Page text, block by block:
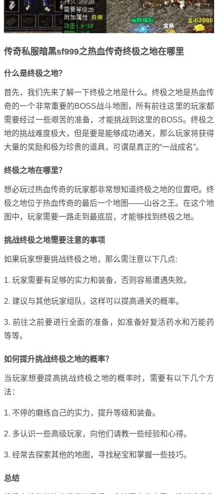
传奇私服暗黑sf999之热血传奇终极之地在哪里
什么是终极之地？
首先，我们先来了解一下终极之地是什么。终极之地是热血传
奇的一个非常重要的BOSS战斗地图，所有前往这里的玩家都
需要经过一些艰苦的准备，才能挑战到这里的BOSS。终极之
地的挑战难度极大，但是要是能够成功通关，那么玩家将获得
大量的奖励和极为珍贵的道具，可谓是真正的“一战成名”。
终极之地在哪里？
想必玩过热血传奇的玩家都非常想知道终极之地的位置吧。终
极之地位于热血传奇的最后一个地图——山谷之王。在这个地
图中，玩家需要一路走到最底层，才能够找到终极之地。
挑战终极之地需要注意的事项
如果玩家想要挑战终极之地，那么需注意以下几点:
1. 玩家需要有足够的实力和装备，否则容易遭遇失败。
2. 建议与其他玩家组队，这样可以提高通关的概率。
3. 前往之前要进行全面的准备，如准备好复活药水和万能药
等等。
如何提升挑战终极之地的概率？
当玩家想要提高挑战终极之地的概率时，需要有以下几个方
法：
1. 不停的磨练自己的实力，提升等级和装备。
2. 多认识一些高级玩家，向他们请教一些经验和心得。
3. 经常去探索其他的地图，寻找秘宝和掌握一些技巧。
总结